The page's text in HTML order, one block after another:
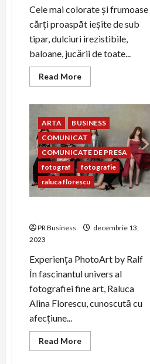
Cele mai colorate și frumoase
cărți proaspăt ieșite de sub
tipar, dulciuri irezistibile,
baloane, jucării de toate...
Read MoreRead
more
decembrie,
Circul
Metropolitan
București
gazduiește
TARGUL
lui
MOȘ
NIC
organizat
de
ARTA
BUSINESS
COMUNICAT
COMUNICATE DE PRESA
fotograf
fotografie
raluca florescu
PR Business
decembrie 13,
2023
Experiența PhotoArt by Ralf
În fascinantul univers al
fotografiei fine art, Raluca
Alina Florescu, cunoscută cu
afecțiune...
Read MoreRead
more